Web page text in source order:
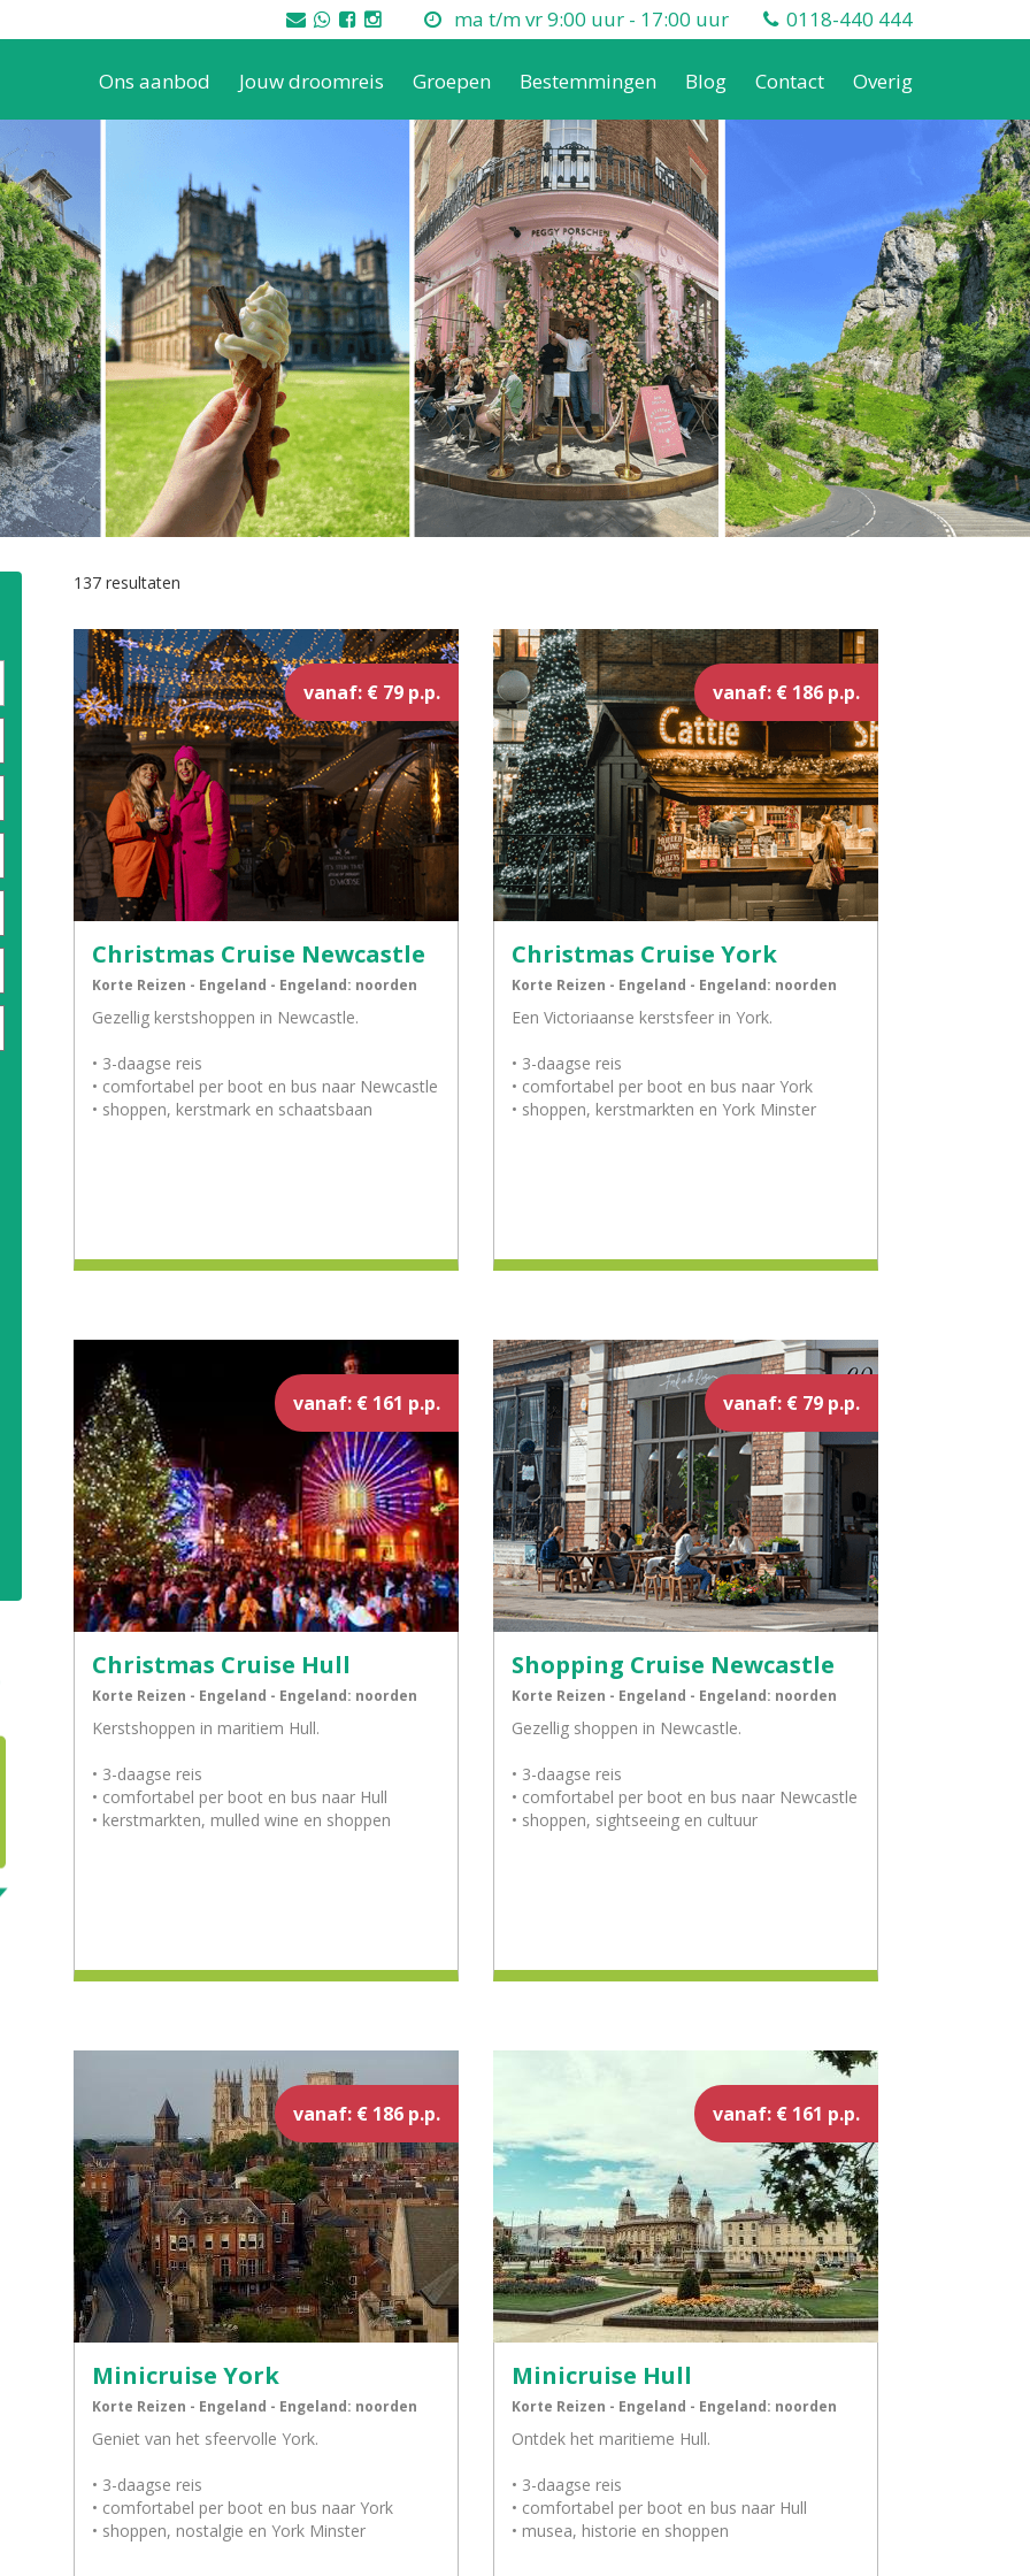
ma t/m vr 9:00 uur - 17:00 uur 0118-440 444
Ons aanbod Jouw droomreis Groepen Bestemmingen Blog Contact Overig
137 resultaten
vanaf: € 79 p.p.
Christmas Cruise Newcastle
Korte Reizen - Engeland - Engeland: noorden
Gezellig kerstshoppen in Newcastle.
• 3-daagse reis
• comfortabel per boot en bus naar Newcastle
• shoppen, kerstmark en schaatsbaan
vanaf: € 186 p.p.
Christmas Cruise York
Korte Reizen - Engeland - Engeland: noorden
Een Victoriaanse kerstsfeer in York.
• 3-daagse reis
• comfortabel per boot en bus naar York
• shoppen, kerstmarkten en York Minster
vanaf: € 161 p.p.
Christmas Cruise Hull
Korte Reizen - Engeland - Engeland: noorden
Kerstshoppen in maritiem Hull.
• 3-daagse reis
• comfortabel per boot en bus naar Hull
• kerstmarkten, mulled wine en shoppen
vanaf: € 79 p.p.
Shopping Cruise Newcastle
Korte Reizen - Engeland - Engeland: noorden
Gezellig shoppen in Newcastle.
• 3-daagse reis
• comfortabel per boot en bus naar Newcastle
• shoppen, sightseeing en cultuur
vanaf: € 186 p.p.
Minicruise York
Korte Reizen - Engeland - Engeland: noorden
Geniet van het sfeervolle York.
• 3-daagse reis
• comfortabel per boot en bus naar York
• shoppen, nostalgie en York Minster
vanaf: € 161 p.p.
Minicruise Hull
Korte Reizen - Engeland - Engeland: noorden
Ontdek het maritieme Hull.
• 3-daagse reis
• comfortabel per boot en bus naar Hull
• musea, historie en shoppen